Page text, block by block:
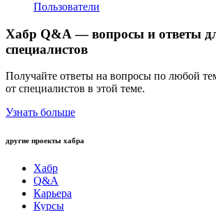
Пользователи
Хабр Q&A — вопросы и ответы
специалистов
Получайте ответы на вопросы по любой
от специалистов в этой теме.
Узнать больше
другие проекты хабра
Хабр
Q&A
Карьера
Курсы